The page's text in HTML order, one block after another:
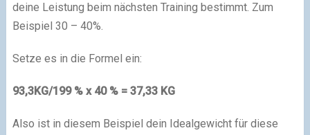
deine Leistung beim nächsten Training bestimmt. Zum
Beispiel 30 – 40%.
Setze es in die Formel ein:
93,3KG/199 % x 40 % = 37,33 KG
Also ist in diesem Beispiel dein Idealgewicht für diese